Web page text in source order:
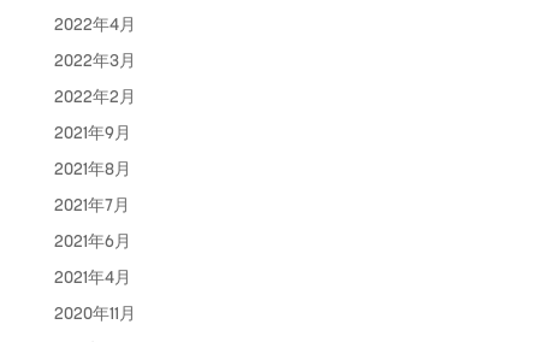
2022年4月
2022年3月
2022年2月
2021年9月
2021年8月
2021年7月
2021年6月
2021年4月
2020年11月